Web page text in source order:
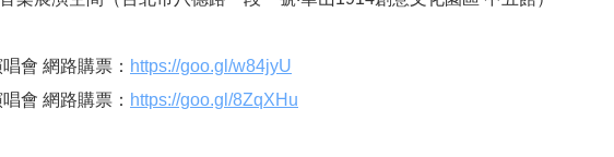
會 網路購票： https://goo.gl/w84jyU
會 網路購票： https://goo.gl/8ZqXHu